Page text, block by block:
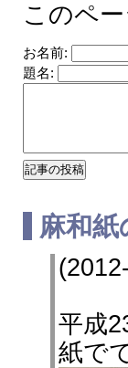
このペ
お名前:
題名:
麻和紙
平成
紙で